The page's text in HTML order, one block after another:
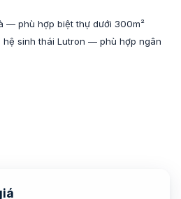
— phù hợp biệt thự dưới 300m²
hệ sinh thái Lutron — phù hợp ngân